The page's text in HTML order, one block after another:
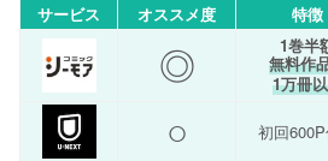
サービス オススメ度 特徴
◎ 1巻半
無料作
1万冊
○ 初回